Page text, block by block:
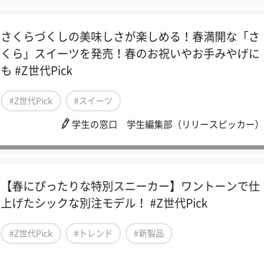
さくらづくしの美味しさが楽しめる！春満開な「さ
くら」スイーツを発売！春のお祝いやお手みやげに
も #Z世代Pick
#Z世代Pick #スイーツ
学生の窓口 学生編集部（リリースピッカー）
【春にぴったりな特別スニーカー】ワントーンで仕
上げたシックな別注モデル！ #Z世代Pick
#Z世代Pick #トレンド #新製品